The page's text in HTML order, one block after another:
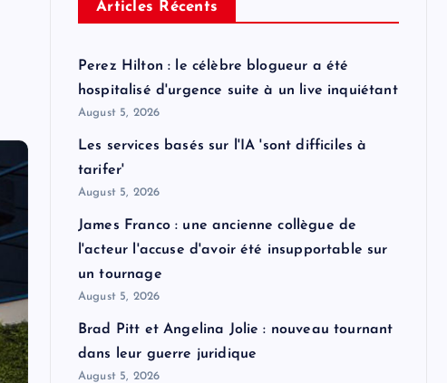
Articles Récents
Perez Hilton : le célèbre blogueur a été
hospitalisé d'urgence suite à un live inquiétant
August 5, 2026
Les services basés sur l'IA 'sont difficiles à
tarifer'
August 5, 2026
James Franco : une ancienne collègue de
l'acteur l'accuse d'avoir été insupportable sur
un tournage
August 5, 2026
Brad Pitt et Angelina Jolie : nouveau tournant
dans leur guerre juridique
August 5, 2026